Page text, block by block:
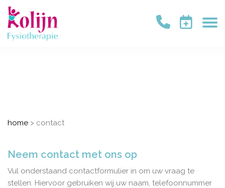
home > contact
Neem contact met ons op
Vul onderstaand contactformulier in om uw vraag te
stellen. Hiervoor gebruiken wij uw naam, telefoonnummer